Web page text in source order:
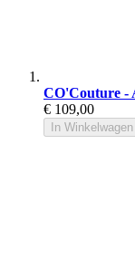
CO'Couture -
€ 109,00
In Winkelwagen